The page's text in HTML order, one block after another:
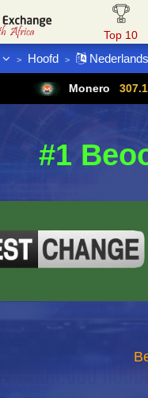
Top 10
> Hoofd > Nederlands
Monero 307.14 – N/A
#1